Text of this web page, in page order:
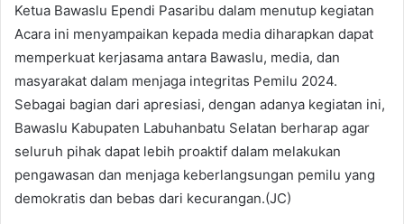
Ketua Bawaslu Ependi Pasaribu dalam menutup kegiatan
Acara ini menyampaikan kepada media diharapkan dapat
memperkuat kerjasama antara Bawaslu, media, dan
masyarakat dalam menjaga integritas Pemilu 2024.
Sebagai bagian dari apresiasi, dengan adanya kegiatan ini,
Bawaslu Kabupaten Labuhanbatu Selatan berharap agar
seluruh pihak dapat lebih proaktif dalam melakukan
pengawasan dan menjaga keberlangsungan pemilu yang
demokratis dan bebas dari kecurangan.(JC)